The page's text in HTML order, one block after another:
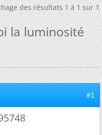
des résultats 1 à 1 sur 1
la luminosité
#1